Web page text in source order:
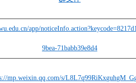
app/
9bea-71babb39e8d4
mp.weixin.qq.com/s/